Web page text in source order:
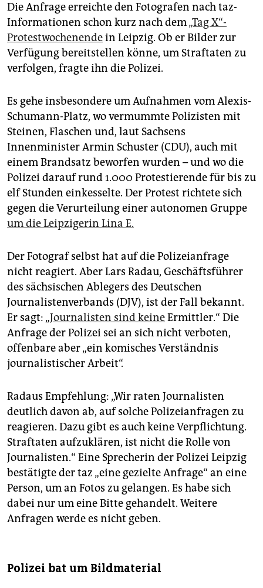
abo
genossenschaft
epaper login
Die Anfrage erreichte den Fotografen nach taz-
Informationen schon kurz nach dem„Tag X“-
Protestwochenendein Leipzig. Ob er Bilder zur
Verfügung bereitstellen könne, um Straftaten zu
verfolgen, fragte ihn die Polizei.
Es gehe insbesondere um Aufnahmen vom Alexis-
Schumann-Platz, wo vermummte Polizisten mit
Steinen, Flaschen und, laut Sachsens
Innenminister Armin Schuster (CDU), auch mit
einem Brandsatz beworfen wurden – und wo die
Polizei darauf rund 1.000 Protestierende für bis zu
elf Stunden einkesselte. Der Protest richtete sich
gegen die Verurteilung einer autonomen Gruppe
um die Leipzigerin Lina E.
Der Fotograf selbst hat auf die Polizeianfrage
nicht reagiert. Aber Lars Radau, Geschäftsführer
des sächsischen Ablegers des Deutschen
Journalistenverbands (DJV), ist der Fall bekannt.
Er sagt: „Journalisten sind keineErmittler.“ Die
Anfrage der Polizei sei an sich nicht verboten,
offenbare aber „ein komisches Verständnis
journalistischer Arbeit“.
Radaus Empfehlung: „Wir raten Journalisten
deutlich davon ab, auf solche Polizeianfragen zu
reagieren. Dazu gibt es auch keine Verpflichtung.
Straftaten aufzuklären, ist nicht die Rolle von
Journalisten.“ Eine Sprecherin der Polizei Leipzig
bestätigte der taz „eine gezielte Anfrage“ an eine
Person, um an Fotos zu gelangen. Es habe sich
dabei nur um eine Bitte gehandelt. Weitere
Anfragen werde es nicht geben.
Polizei bat um Bildmaterial